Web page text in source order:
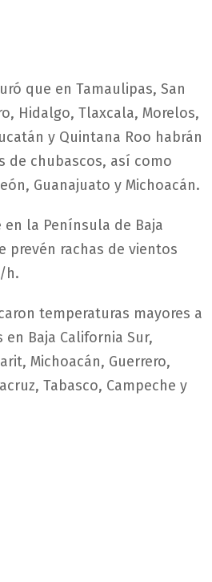
que en Tamaulipas, San
Hidalgo, Tlaxcala, Morelos,
y Quintana Roo habrán
de chubascos, así como
Guanajuato y Michoacán.
en la Península de Baja
prevén rachas de vientos
h.
temperaturas mayores a
en Baja California Sur,
Michoacán, Guerrero,
Tabasco, Campeche y